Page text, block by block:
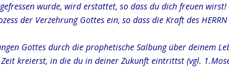
wurde, wird erstattet, so dass du dich freuen wirst!
der Verzehrung Gottes ein, so dass die Kraft des
Gottes durch die prophetische Salbung über deinem
kreierst, in die du in deiner Zukunft eintrittst (vgl.